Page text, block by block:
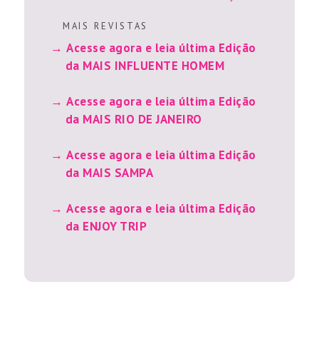
M A I S R E V I S T A S
Acesse agora e leia última Edição
da MAIS INFLUENTE HOMEM
Acesse agora e leia última Edição
da MAIS RIO DE JANEIRO
Acesse agora e leia última Edição
da MAIS SAMPA
Acesse agora e leia última Edição
da ENJOY TRIP